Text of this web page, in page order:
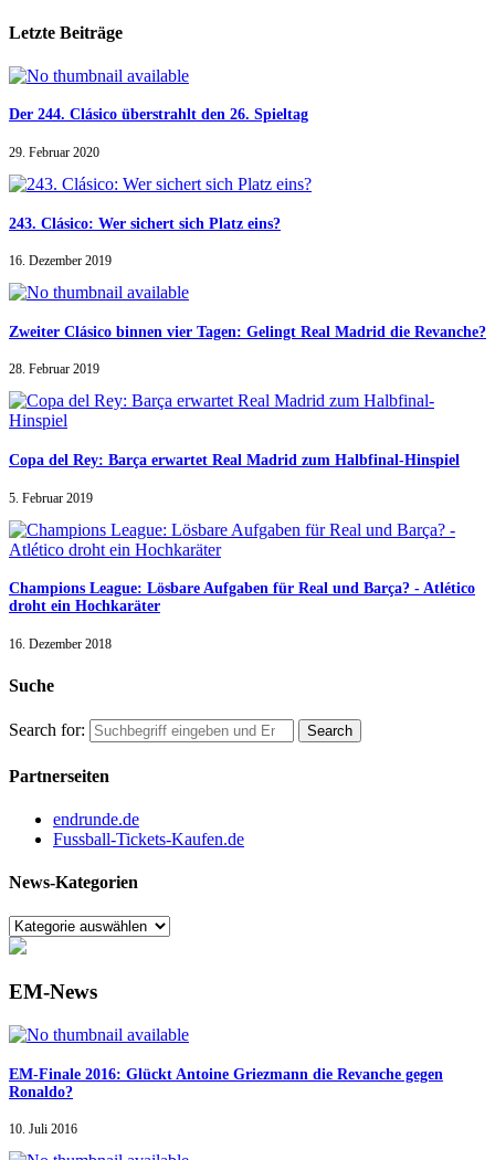
Letzte Beiträge
Der 244. Clásico überstrahlt den 26. Spieltag
29. Februar 2020
243. Clásico: Wer sichert sich Platz eins?
16. Dezember 2019
Zweiter Clásico binnen vier Tagen: Gelingt Real Madrid die Revanche?
28. Februar 2019
Copa del Rey: Barça erwartet Real Madrid zum Halbfinal-Hinspiel
5. Februar 2019
Champions League: Lösbare Aufgaben für Real und Barça? - Atlético
droht ein Hochkaräter
16. Dezember 2018
Suche
Search for:
Partnerseiten
endrunde.de
Fussball-Tickets-Kaufen.de
News-Kategorien
EM-News
EM-Finale 2016: Glückt Antoine Griezmann die Revanche gegen
Ronaldo?
10. Juli 2016